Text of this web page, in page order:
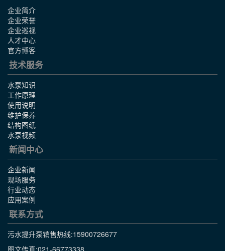
企业简介
企业荣誉
企业巡视
人才中心
官方博客
技术服务
水泵知识
工作原理
使用说明
维护保养
结构图纸
水泵视频
新闻中心
企业新闻
现场服务
行业动态
应用案例
联系方式
污水提升泵销售热线:15900726677
图文传真:021-66773338